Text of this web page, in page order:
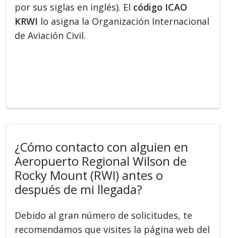
por sus siglas en inglés). El código ICAO
KRWI lo asigna la Organización Internacional
de Aviación Civil.
¿Cómo contacto con alguien en
Aeropuerto Regional Wilson de
Rocky Mount (RWI) antes o
después de mi llegada?
Debido al gran número de solicitudes, te
recomendamos que visites la página web del